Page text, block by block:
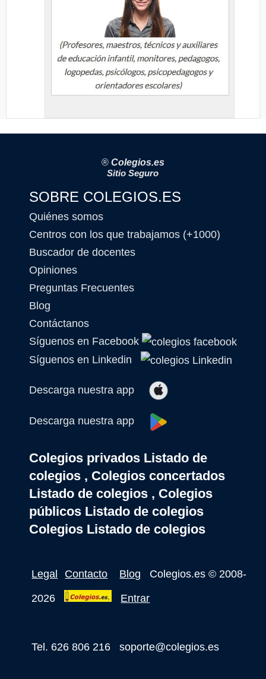
® Colegios.es
Sitio Seguro
SOBRE COLEGIOS.ES
Quiénes somos
Centros con los que trabajamos (+1000)
Buscador de docentes
Opiniones
Preguntas Frecuentes
Blog
Contáctanos
Síguenos en Facebook
Síguenos en Linkedin
Descarga nuestra app
Descarga nuestra app
Colegios privados Listado de
colegios , Colegios concertados
Listado de colegios , Colegios
públicos Listado de colegios
Colegios Listado de colegios
Legal Contacto Blog Colegios.es © 2008-
2026 Entrar
Tel. 626 806 216 soporte@colegios.es